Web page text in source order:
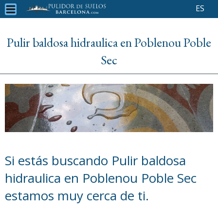
ES
Pulir baldosa hidraulica en Poblenou Poble
Sec
Si estás buscando Pulir baldosa
hidraulica en Poblenou Poble Sec
estamos muy cerca de ti.